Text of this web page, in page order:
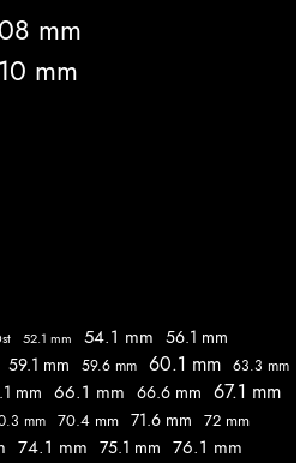
mm
mm
52.1 mm 54.1 mm 56.1 mm
59.1 mm 59.6 mm 60.1 mm 63.3 mm
mm 66.1 mm 66.6 mm 67.1 mm
mm 70.4 mm 71.6 mm 72 mm
74.1 mm 75.1 mm 76.1 mm